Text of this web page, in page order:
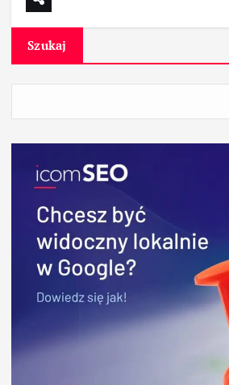
Szukaj